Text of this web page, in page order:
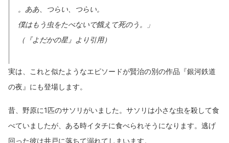
。ああ、つらい、つらい。
僕はもう虫をたべないで餓えて死のう。」
（『よだかの星』より引用）
実は、これと似たようなエピソードが賢治の別の作品『銀河鉄道
の夜』にも登場します。
昔、野原に1匹のサソリがいました。サソリは小さな虫を殺して食
べていましたが、ある時イタチに食べられそうになります。逃げ
回った彼は井戸に落ちて溺れてしまいます。